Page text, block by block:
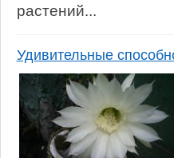
растений...
Удивительные